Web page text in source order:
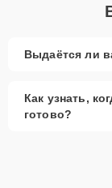
Выдаётся ли
Как узнать,
готово?